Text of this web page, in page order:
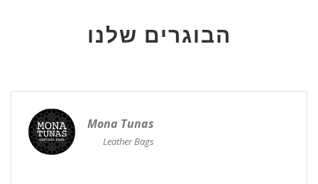
הבוגרים שלנו
Mona Tunas
Leather Bags